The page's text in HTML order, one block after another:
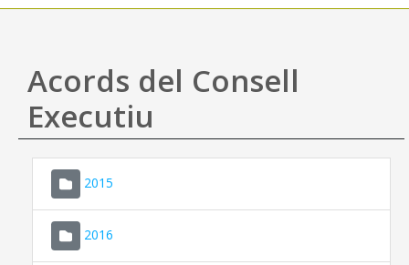
Utilitats
Ajuda
Acords del Consell
Executiu
2015
2016